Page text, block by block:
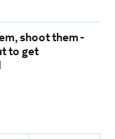
shoot them -
to get